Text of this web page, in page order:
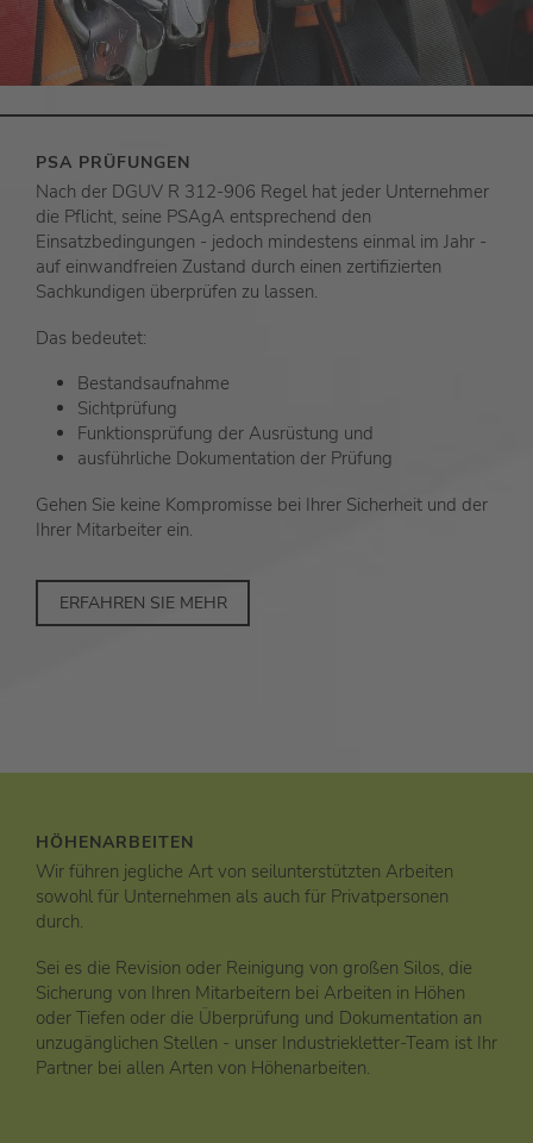
PSA PRÜFUNGEN
Nach der DGUV R 312-906 Regel hat jeder Unternehmer
die Pflicht, seine PSAgA entsprechend den
Einsatzbedingungen - jedoch mindestens einmal im Jahr -
auf einwandfreien Zustand durch einen zertifizierten
Sachkundigen überprüfen zu lassen.
Das bedeutet:
Bestandsaufnahme
Sichtprüfung
Funktionsprüfung der Ausrüstung und
ausführliche Dokumentation der Prüfung
Gehen Sie keine Kompromisse bei Ihrer Sicherheit und der
Ihrer Mitarbeiter ein.
ERFAHREN SIE MEHR
HÖHENARBEITEN
Wir führen jegliche Art von seilunterstützten Arbeiten
sowohl für Unternehmen als auch für Privatpersonen
durch.
Sei es die Revision oder Reinigung von großen Silos, die
Sicherung von Ihren Mitarbeitern bei Arbeiten in Höhen
oder Tiefen oder die Überprüfung und Dokumentation an
unzugänglichen Stellen - unser Industriekletter-Team ist Ihr
Partner bei allen Arten von Höhenarbeiten.